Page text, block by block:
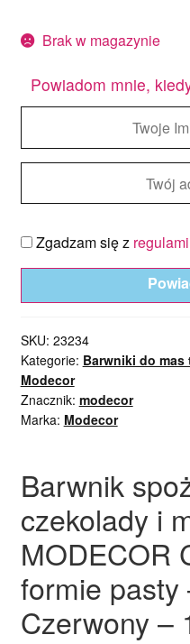
Brak w magazynie
Powiadom mnie,
Zgadzam się z
SKU: 23234
Kategorie: Barwniki do
Modecor
Znacznik: modecor
Marka: Modecor
Barwnik
czekolady i
MODECOR
formie pasty
Czerwony –